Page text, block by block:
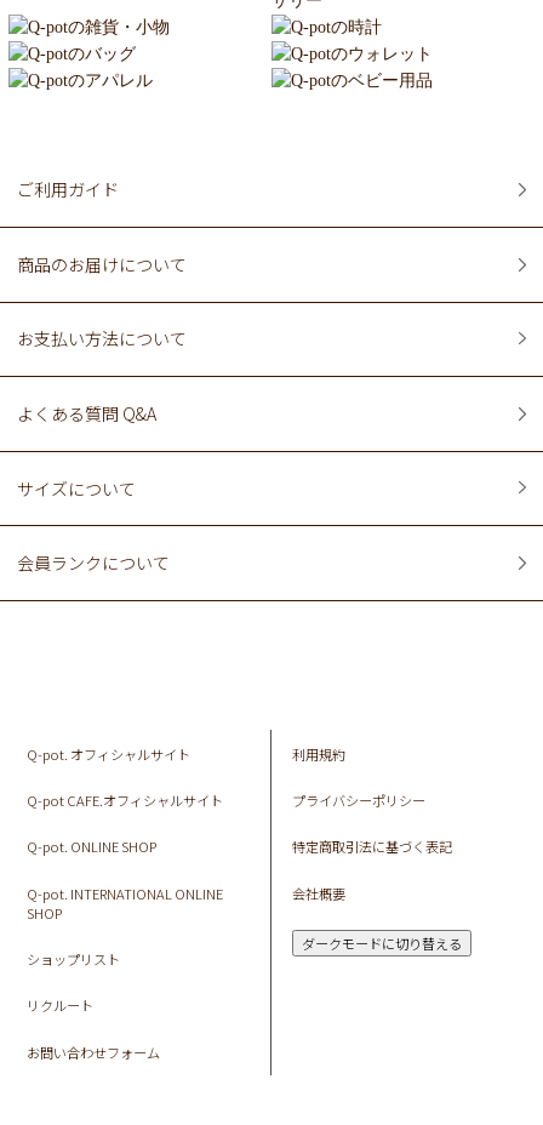
ご利用ガイド
商品のお届けについて
お支払い方法について
よくある質問 Q&A
サイズについて
会員ランクについて
Q-pot. オフィシャルサイト
Q-pot CAFE.オフィシャルサイト
Q-pot. ONLINE SHOP
Q-pot. INTERNATIONAL ONLINE
SHOP
ショップリスト
リクルート
お問い合わせフォーム
利用規約
プライバシーポリシー
特定商取引法に基づく表記
会社概要
ダークモードに切り替える